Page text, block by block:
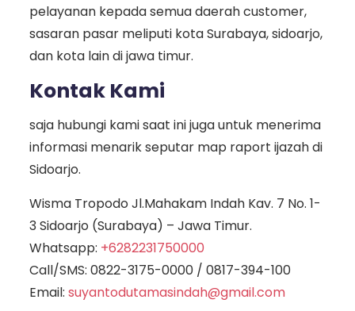
pelayanan kepada semua daerah customer,
sasaran pasar meliputi kota Surabaya, sidoarjo,
dan kota lain di jawa timur.
Kontak Kami
saja hubungi kami saat ini juga untuk menerima
informasi menarik seputar map raport ijazah di
Sidoarjo.
Wisma Tropodo Jl.Mahakam Indah Kav. 7 No. 1-
3 Sidoarjo (Surabaya) – Jawa Timur.
Whatsapp: +6282231750000
Call/SMS: 0822-3175-0000/ 0817-394-100
Email: suyantodutamasindah@gmail.com